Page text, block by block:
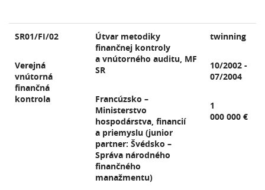
SR01/FI/02
Verejná
vnútorná
finančná
kontrola
Útvar metodiky
finančnej kontroly
a vnútorného auditu, MF
SR
Francúzsko –
Ministerstvo
hospodárstva, financií
a priemyslu (junior
partner: Švédsko –
Správa národného
finančného
manažmentu)
twinning
10/2002 -
07/2004
1
000 000 €